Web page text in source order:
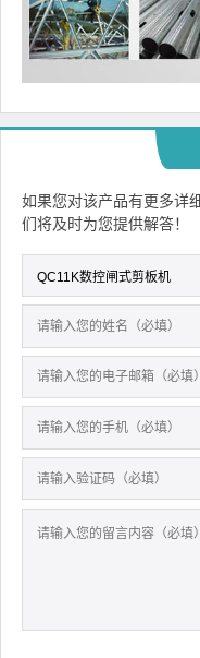
如果您对该产品有更多详
们将及时为您提供解答！